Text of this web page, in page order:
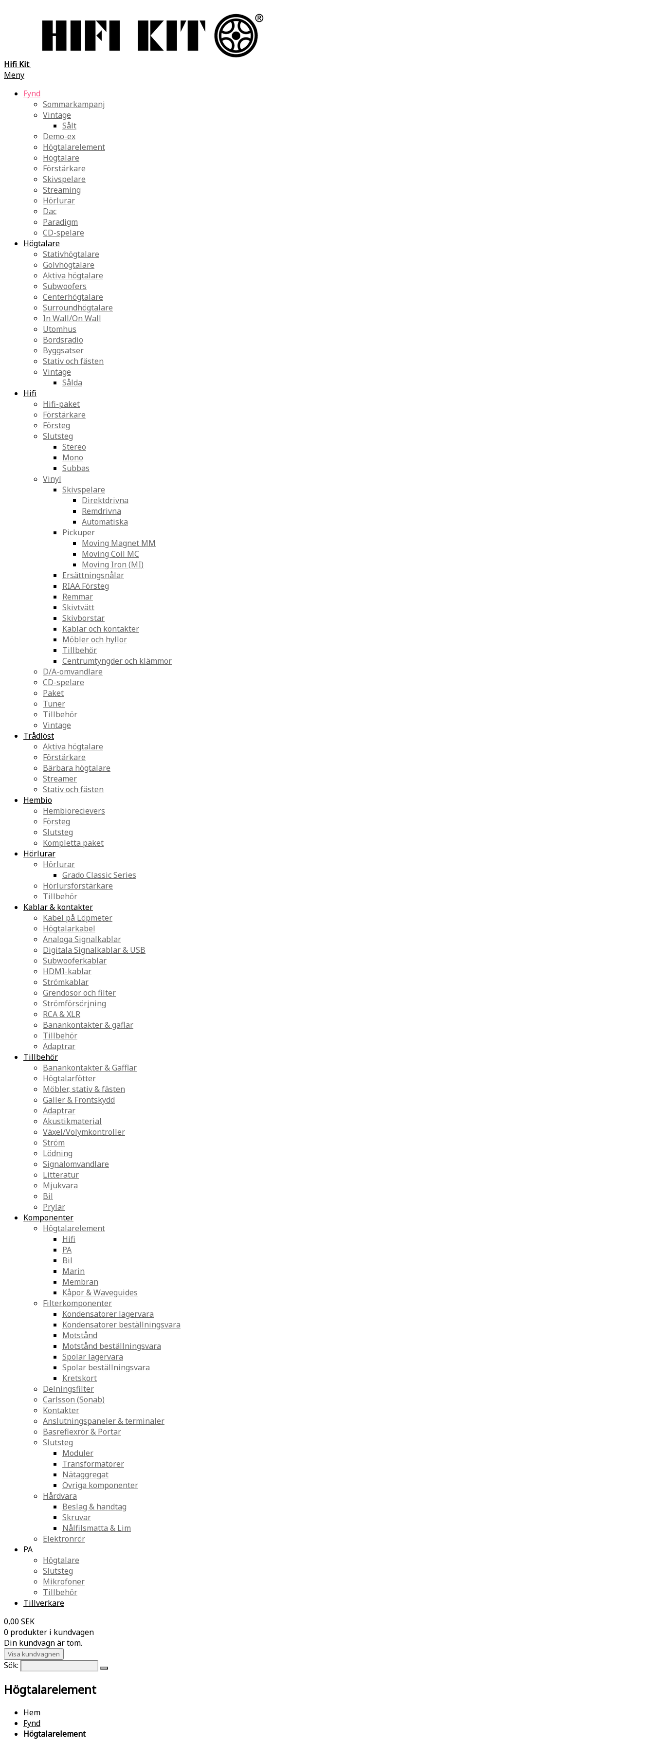
Hifi Kit
Meny
Fynd
Sommarkampanj
Vintage
Sålt
Demo-ex
Högtalarelement
Högtalare
Förstärkare
Skivspelare
Streaming
Hörlurar
Dac
Paradigm
CD-spelare
Högtalare
Stativhögtalare
Golvhögtalare
Aktiva högtalare
Subwoofers
Centerhögtalare
Surroundhögtalare
In Wall/On Wall
Utomhus
Bordsradio
Byggsatser
Stativ och fästen
Vintage
Sålda
Hifi
Hifi-paket
Förstärkare
Försteg
Slutsteg
Stereo
Mono
Subbas
Vinyl
Skivspelare
Direktdrivna
Remdrivna
Automatiska
Pickuper
Moving Magnet MM
Moving Coil MC
Moving Iron (MI)
Ersättningsnålar
RIAA Försteg
Remmar
Skivtvätt
Skivborstar
Kablar och kontakter
Möbler och hyllor
Tillbehör
Centrumtyngder och klämmor
D/A-omvandlare
CD-spelare
Paket
Tuner
Tillbehör
Vintage
Trådlöst
Aktiva högtalare
Förstärkare
Bärbara högtalare
Streamer
Stativ och fästen
Hembio
Hembiorecievers
Försteg
Slutsteg
Kompletta paket
Hörlurar
Hörlurar
Grado Classic Series
Hörlursförstärkare
Tillbehör
Kablar & kontakter
Kabel på Löpmeter
Högtalarkabel
Analoga Signalkablar
Digitala Signalkablar & USB
Subwooferkablar
HDMI-kablar
Strömkablar
Grendosor och filter
Strömförsörjning
RCA & XLR
Banankontakter & gaflar
Tillbehör
Adaptrar
Tillbehör
Banankontakter & Gafflar
Högtalarfötter
Möbler, stativ & fästen
Galler & Frontskydd
Adaptrar
Akustikmaterial
Växel/Volymkontroller
Ström
Lödning
Signalomvandlare
Litteratur
Mjukvara
Bil
Prylar
Komponenter
Högtalarelement
Hifi
PA
Bil
Marin
Membran
Kåpor & Waveguides
Filterkomponenter
Kondensatorer lagervara
Kondensatorer beställningsvara
Motstånd
Motstånd beställningsvara
Spolar lagervara
Spolar beställningsvara
Kretskort
Delningsfilter
Carlsson (Sonab)
Kontakter
Anslutningspaneler & terminaler
Basreflexrör & Portar
Slutsteg
Moduler
Transformatorer
Nätaggregat
Övriga komponenter
Hårdvara
Beslag & handtag
Skruvar
Nålfilsmatta & Lim
Elektronrör
PA
Högtalare
Slutsteg
Mikrofoner
Tillbehör
Tillverkare
0,00 SEK
0 produkter i kundvagen
Din kundvagn är tom.
Visa kundvagnen
Sök:
Högtalarelement
Hem
Fynd
Högtalarelement